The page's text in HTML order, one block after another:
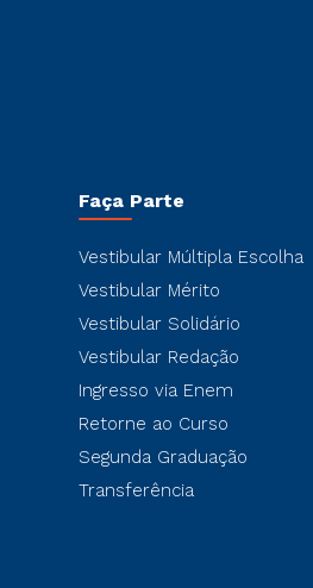
Faça Parte
Vestibular Múltipla Escolha
Vestibular Mérito
Vestibular Solidário
Vestibular Redação
Ingresso via Enem
Retorne ao Curso
Segunda Graduação
Transferência